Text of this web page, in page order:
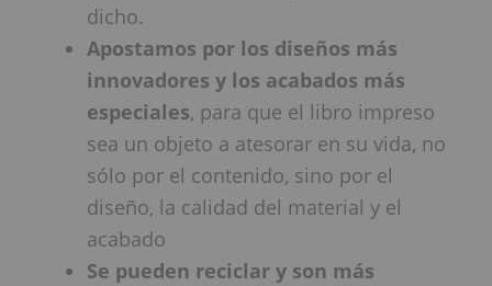
dicho.
Apostamos por los diseños más
innovadores y los acabados más
especiales, para que el libro impreso
sea un objeto a atesorar en su vida, no
sólo por el contenido, sino por el
diseño, la calidad del material y el
acabado
Se pueden reciclar y son más